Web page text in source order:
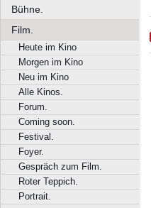
Bühne.
Film.
Heute im Kino
Morgen im Kino
Neu im Kino
Alle Kinos.
Forum.
Coming soon.
Festival.
Foyer.
Gespräch zum Film.
Roter Teppich.
Portrait.